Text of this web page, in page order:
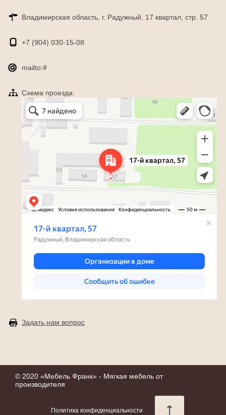
Владимирская область, г. Радужный, 17 квартал, стр. 57
+7 (904) 030-15-08
mailto:#
Схема проезда:
Яндекс Карты
Радужный — Яндекс Карты
Задать нам вопрос
© 2020 «Мебель Франк» - Мягкая мебель от
производителя
Политика конфиденциальности